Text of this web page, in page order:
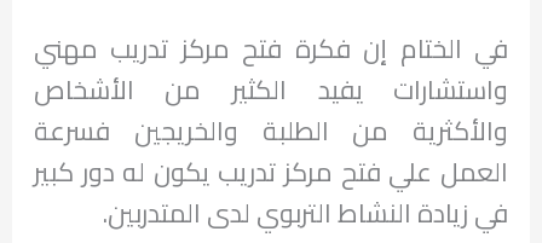
في الختام إن فكرة فتح مركز تدريب مهني
واستشارات يفيد الكثير من الأشخاص
والأكثرية من الطلبة والخريجين فسرعة
العمل علي فتح مركز تدريب يكون له دور كبير
في زيادة النشاط التربوي لدى المتدربين.